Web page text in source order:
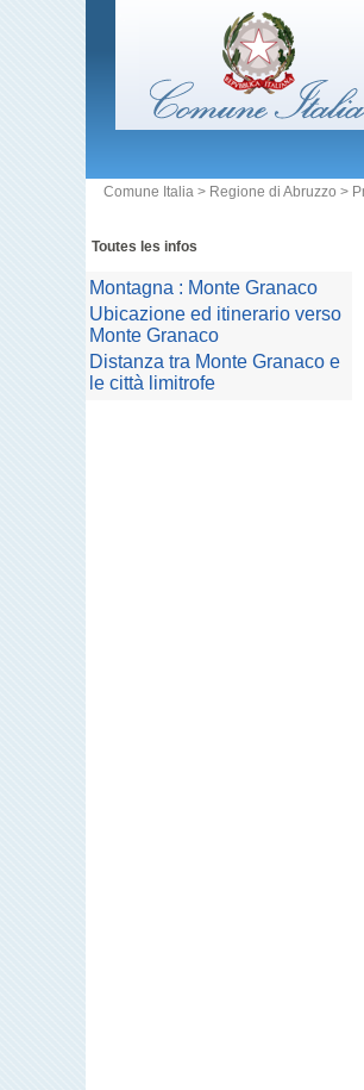
Comune Italia > Regione di Abruzzo >
Toutes les infos
Montagna : Monte Granaco
Ubicazione ed itinerario verso
Monte Granaco
Distanza tra Monte Granaco e
le città limitrofe